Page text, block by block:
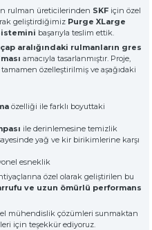
Yıkama Makineleri
Parça Yıkama Makineleri
Yıkama Makineleri
içerik ve görseller
rulman üreticilerinden SKF için özel
geliştirdiğimiz Purge XLarge
başarıyla teslim ettik.
aralığındaki rulmanların gres
amacıyla tasarlanmıştır. Proje,
özelleştirilmiş ve aşağıdaki
özelliği ile farklı boyuttaki
ile derinlemesine temizlik
yağ ve kir birikimlerine karşı
esneklik
özel olarak geliştirilen bu
ve uzun ömürlü performans
mühendislik çözümleri sunmaktan
için teşekkür ediyoruz.